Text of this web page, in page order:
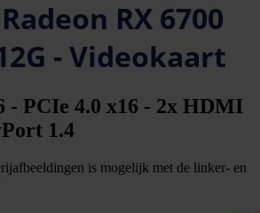
RX 6700
- Videokaart
- PCIe 4.0 x16 - 2x HDMI
1.4
is mogelijk met de linker- en